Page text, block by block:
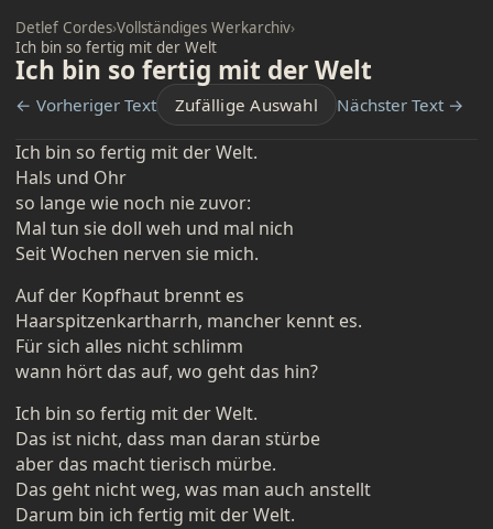
Detlef Cordes›Vollständiges Werkarchiv›
Ich bin so fertig mit der Welt
Ich bin so fertig mit der Welt
← Vorheriger Text Zufällige Auswahl Nächster Text →
Ich bin so fertig mit der Welt.
Hals und Ohr
so lange wie noch nie zuvor:
Mal tun sie doll weh und mal nich
Seit Wochen nerven sie mich.
Auf der Kopfhaut brennt es
Haarspitzenkartharrh, mancher kennt es.
Für sich alles nicht schlimm
wann hört das auf, wo geht das hin?
Ich bin so fertig mit der Welt.
Das ist nicht, dass man daran stürbe
aber das macht tierisch mürbe.
Das geht nicht weg, was man auch anstellt
Darum bin ich fertig mit der Welt.